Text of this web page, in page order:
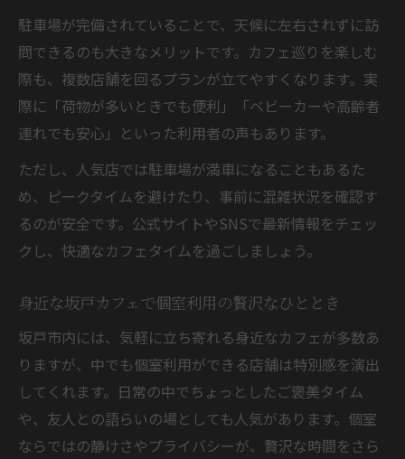
駐車場が完備されていることで、天候に左右されずに訪
問できるのも大きなメリットです。カフェ巡りを楽しむ
際も、複数店舗を回るプランが立てやすくなります。実
際に「荷物が多いときでも便利」「ベビーカーや高齢者
連れでも安心」といった利用者の声もあります。
ただし、人気店では駐車場が満車になることもあるた
め、ピークタイムを避けたり、事前に混雑状況を確認す
るのが安全です。公式サイトやSNSで最新情報をチェッ
クし、快適なカフェタイムを過ごしましょう。
身近な坂戸カフェで個室利用の贅沢なひととき
坂戸市内には、気軽に立ち寄れる身近なカフェが多数あ
りますが、中でも個室利用ができる店舗は特別感を演出
してくれます。日常の中でちょっとしたご褒美タイム
や、友人との語らいの場としても人気があります。個室
ならではの静けさやプライバシーが、贅沢な時間をさら